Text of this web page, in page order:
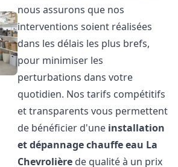
nous assurons que nos
interventions soient réalisées
dans les délais les plus brefs,
pour minimiser les
perturbations dans votre
quotidien. Nos tarifs compétitifs
et transparents vous permettent
de bénéficier d'une installation
et dépannage chauffe eau La
Chevrolière de qualité à un prix